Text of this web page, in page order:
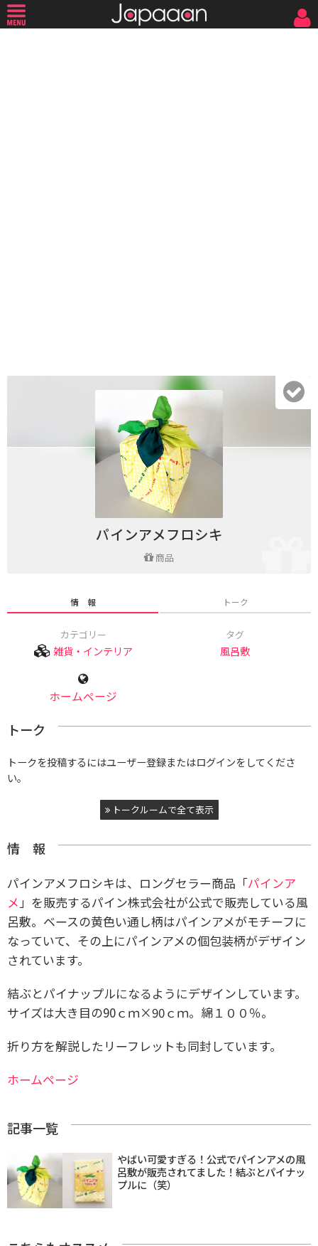
パインアメフロシキ
商品
情 報 トーク
カテゴリー
雑貨・インテリア
タグ
風呂敷
ホームページ
トーク
トークを投稿するにはユーザー登録またはログインをしてくださ
い。
トークルームで全て表示
情 報
パインアメフロシキは、ロングセラー商品「パインア
メ」を販売するパイン株式会社が公式で販売している風
呂敷。ベースの黄色い通し柄はパインアメがモチーフに
なっていて、その上にパインアメの個包装柄がデザイン
されています。
結ぶとパイナップルになるようにデザインしています。
サイズは大き目の90ｃｍ×90ｃｍ。 綿１００％。
折り方を解説したリーフレットも同封しています。
ホームページ
記事一覧
やばい可愛すぎる！公式でパインアメの風
呂敷が販売されてました！結ぶとパイナッ
プルに（笑）